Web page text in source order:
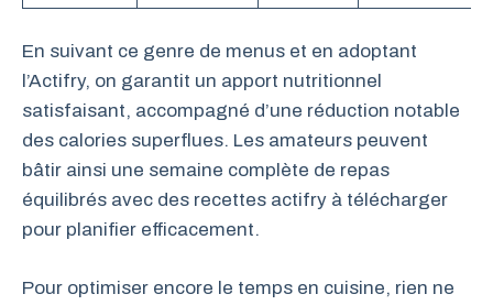
En suivant ce genre de menus et en adoptant
l’Actifry, on garantit un apport nutritionnel
satisfaisant, accompagné d’une réduction notable
des calories superflues. Les amateurs peuvent
bâtir ainsi une semaine complète de repas
équilibrés avec des recettes actifry à télécharger
pour planifier efficacement.
Pour optimiser encore le temps en cuisine, rien ne